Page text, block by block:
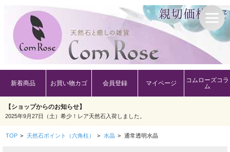
新着商品 お買い物カゴ 会員登録 マイページ
コムローズコラ
ム
【ショップからのお知らせ】
2025年9月27日（土）希少！レア天然石入荷しました。
TOP > 天然石ポイント（六角柱） > 水晶 > 通常透明水晶